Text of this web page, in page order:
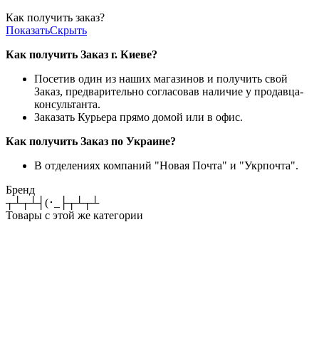
Как получить заказ?
ПоказатьСкрыть
Как получить Заказ г. Киеве?
Посетив один из наших магазинов и получить свой
Заказ, предварительно согласовав наличие у продавца-
консультанта.
Заказать Курьера прямо домой или в офис.
Как получить Заказ по Украине?
В отделениях компаний "Новая Почта" и "Укрпочта".
Бренд
┬┴┬┴┤(･_├┬┴┬┴
Товары с этой же категории